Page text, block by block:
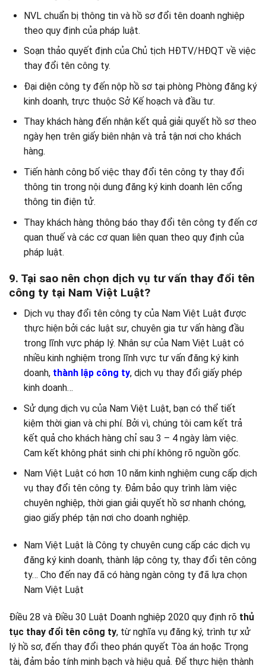
NVL chuẩn bị thông tin và hồ sơ đổi tên doanh nghiệp
theo quy định của pháp luật.
Soạn thảo quyết định của Chủ tịch HĐTV/HĐQT về việc
thay đổi tên công ty.
Đại diện công ty đến nộp hồ sơ tại phòng Phòng đăng ký
kinh doanh, trực thuộc Sở Kế hoạch và đầu tư.
Thay khách hàng đến nhận kết quả giải quyết hồ sơ theo
ngày hẹn trên giấy biên nhận và trả tận nơi cho khách
hàng.
Tiến hành công bố việc thay đổi tên công ty thay đổi
thông tin trong nội dung đăng ký kinh doanh lên cổng
thông tin điện tử.
Thay khách hàng thông báo thay đổi tên công ty đến cơ
quan thuế và các cơ quan liên quan theo quy định của
pháp luật.
9. Tại sao nên chọn dịch vụ tư vấn thay đổi tên
công ty tại Nam Việt Luật?
Dịch vụ thay đổi tên công ty của Nam Việt Luật được
thực hiện bởi các luật sư, chuyên gia tư vấn hàng đầu
trong lĩnh vực pháp lý. Nhân sự của Nam Việt Luật có
nhiều kinh nghiệm trong lĩnh vực tư vấn đăng ký kinh
doanh, thành lập công ty, dịch vụ thay đổi giấy phép
kinh doanh…
Sử dụng dịch vụ của Nam Việt Luật, bạn có thể tiết
kiệm thời gian và chi phí. Bởi vì, chúng tôi cam kết trả
kết quả cho khách hàng chỉ sau 3 – 4 ngày làm việc.
Cam kết không phát sinh chi phí không rõ nguồn gốc.
Nam Việt Luật có hơn 10 năm kinh nghiệm cung cấp dịch
vụ thay đổi tên công ty. Đảm bảo quy trình làm việc
chuyên nghiệp, thời gian giải quyết hồ sơ nhanh chóng,
giao giấy phép tận nơi cho doanh nghiệp.
Nam Việt Luật là Công ty chuyên cung cấp các dịch vụ
đăng ký kinh doanh, thành lập công ty, thay đổi tên công
ty… Cho đến nay đã có hàng ngàn công ty đã lựa chọn
Nam Việt Luật
Điều 28 và Điều 30 Luật Doanh nghiệp 2020 quy định rõ thủ
tục thay đổi tên công ty, từ nghĩa vụ đăng ký, trình tự xử
lý hồ sơ, đến thay đổi theo phán quyết Tòa án hoặc Trọng
tài, đảm bảo tính minh bạch và hiệu quả. Để thực hiện thành